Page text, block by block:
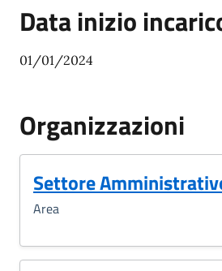
Data inizio
01/01/2024
Organizzazioni
Settore
Area